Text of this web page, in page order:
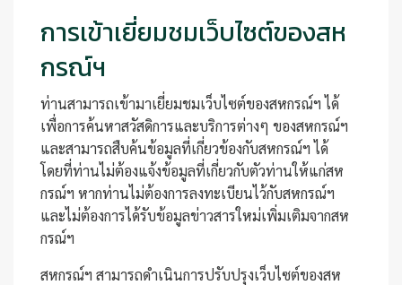
การเข้าเยี่ยมชมเว็บไซต์ของสห
กรณ์ฯ
ท่านสามารถเข้ามาเยี่ยมชมเว็บไซต์ของสหกรณ์ฯ ได้
เพื่อการค้นหาสวัสดิการและบริการต่างๆ ของสหกรณ์ฯ
และสามารถสืบค้นข้อมูลที่เกี่ยวข้องกับสหกรณ์ฯ ได้
โดยที่ท่านไม่ต้องแจ้งข้อมูลที่เกี่ยวกับตัวท่านให้แก่สห
กรณ์ฯ หากท่านไม่ต้องการลงทะเบียนไว้กับสหกรณ์ฯ
และไม่ต้องการได้รับข้อมูลข่าวสารใหม่เพิ่มเติมจากสห
กรณ์ฯ
สหกรณ์ฯ สามารถดำเนินการปรับปรุงเว็บไซต์ของสห